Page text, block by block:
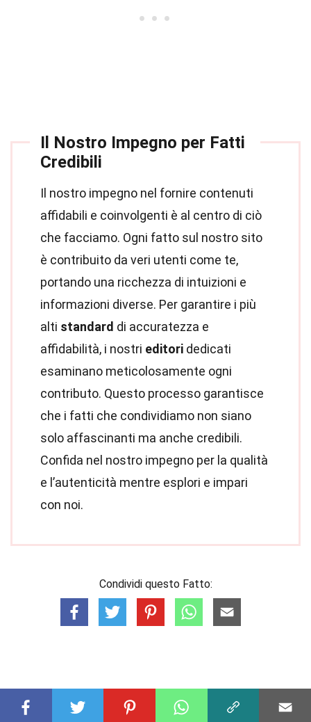
Il Nostro Impegno per Fatti
Credibili
Il nostro impegno nel fornire contenuti
affidabili e coinvolgenti è al centro di ciò
che facciamo. Ogni fatto sul nostro sito
è contribuito da veri utenti come te,
portando una ricchezza di intuizioni e
informazioni diverse. Per garantire i più
alti standard di accuratezza e
affidabilità, i nostri editori dedicati
esaminano meticolosamente ogni
contributo. Questo processo garantisce
che i fatti che condividiamo non siano
solo affascinanti ma anche credibili.
Confida nel nostro impegno per la qualità
e l’autenticità mentre esplori e impari
con noi.
Condividi questo Fatto: